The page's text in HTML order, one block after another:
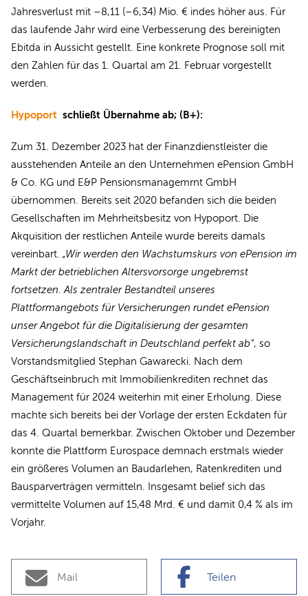
Jahresverlust mit –8,11 (–6,34) Mio. € indes höher aus. Für
das laufende Jahr wird eine Verbesserung des bereinigten
Ebitda in Aussicht gestellt. Eine konkrete Prognose soll mit
den Zahlen für das 1. Quartal am 21. Februar vorgestellt
werden.
Hypoport schließt Übernahme ab; (B+):
Zum 31. Dezember 2023 hat der Finanzdienstleister die
ausstehenden Anteile an den Unternehmen ePension GmbH
& Co. KG und E&P Pensionsmanagemrnt GmbH
übernommen. Bereits seit 2020 befanden sich die beiden
Gesellschaften im Mehrheitsbesitz von Hypoport. Die
Akquisition der restlichen Anteile wurde bereits damals
vereinbart. „Wir werden den Wachstumskurs von ePension im
Markt der betrieblichen Altersvorsorge ungebremst
fortsetzen. Als zentraler Bestandteil unseres
Plattformangebots für Versicherungen rundet ePension
unser Angebot für die Digitalisierung der gesamten
Versicherungslandschaft in Deutschland perfekt ab“, so
Vorstandsmitglied Stephan Gawarecki. Nach dem
Geschäftseinbruch mit Immobilienkrediten rechnet das
Management für 2024 weiterhin mit einer Erholung. Diese
machte sich bereits bei der Vorlage der ersten Eckdaten für
das 4. Quartal bemerkbar. Zwischen Oktober und Dezember
konnte die Plattform Eurospace demnach erstmals wieder
ein größeres Volumen an Baudarlehen, Ratenkrediten und
Bausparverträgen vermitteln. Insgesamt belief sich das
vermittelte Volumen auf 15,48 Mrd. € und damit 0,4 % als im
Vorjahr.
Mail Teilen